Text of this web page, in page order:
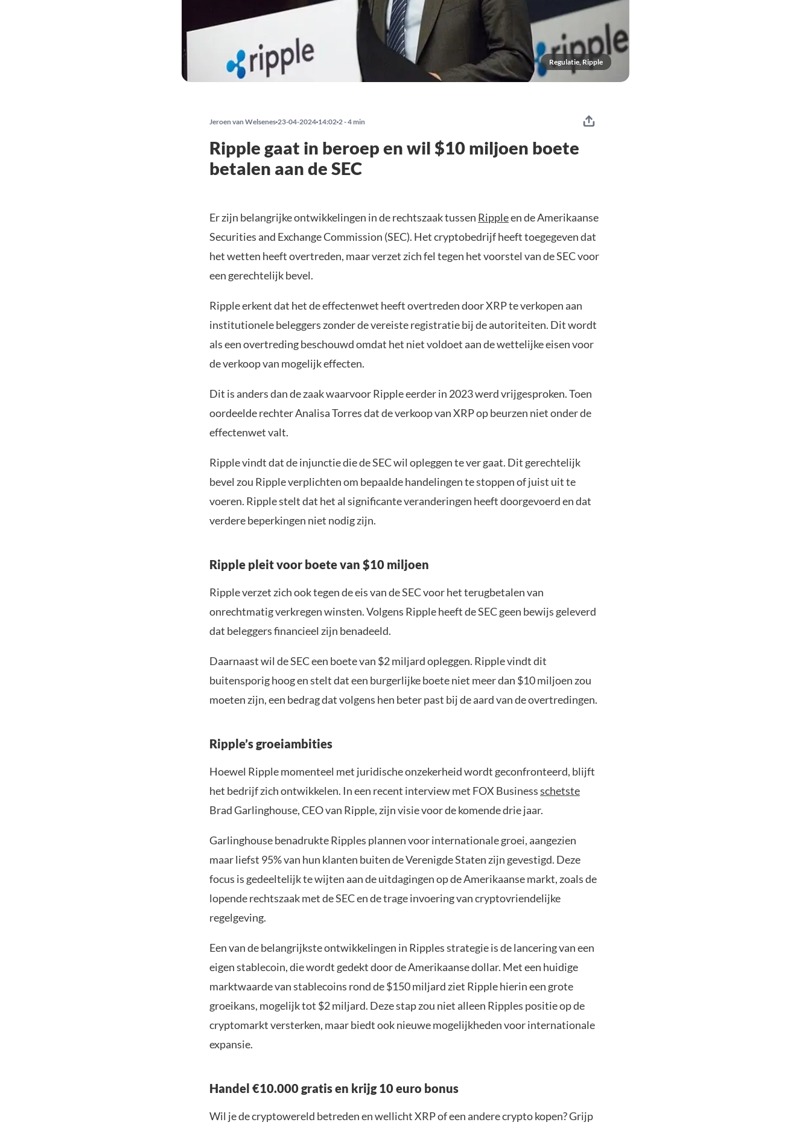
Regulatie, Ripple
Jeroen van Welsenes 23-04-2024 14:02 2 - 4 min
Ripple gaat in beroep en wil $10 miljoen boete
betalen aan de SEC
Er zijn belangrijke ontwikkelingen in de rechtszaak tussen Rippleen de Amerikaanse
Securities and Exchange Commission (SEC). Het cryptobedrijf heeft toegegeven dat
het wetten heeft overtreden, maar verzet zich fel tegen het voorstel van de SEC voor
een gerechtelijk bevel.
Ripple erkent dat het de effectenwet heeft overtreden door XRP te verkopen aan
institutionele beleggers zonder de vereiste registratie bij de autoriteiten. Dit wordt
als een overtreding beschouwd omdat het niet voldoet aan de wettelijke eisen voor
de verkoop van mogelijk effecten.
Dit is anders dan de zaak waarvoor Ripple eerder in 2023 werd vrijgesproken. Toen
oordeelde rechter Analisa Torres dat de verkoop van XRP op beurzen niet onder de
effectenwet valt.
Ripple vindt dat de injunctie die de SEC wil opleggen te ver gaat. Dit gerechtelijk
bevel zou Ripple verplichten om bepaalde handelingen te stoppen of juist uit te
voeren. Ripple stelt dat het al significante veranderingen heeft doorgevoerd en dat
verdere beperkingen niet nodig zijn.
Ripple pleit voor boete van $10 miljoen
Ripple verzet zich ook tegen de eis van de SEC voor het terugbetalen van
onrechtmatig verkregen winsten. Volgens Ripple heeft de SEC geen bewijs geleverd
dat beleggers financieel zijn benadeeld.
Daarnaast wil de SEC een boete van $2 miljard opleggen. Ripple vindt dit
buitensporig hoog en stelt dat een burgerlijke boete niet meer dan $10 miljoen zou
moeten zijn, een bedrag dat volgens hen beter past bij de aard van de overtredingen.
Ripple’s groeiambities
Hoewel Ripple momenteel met juridische onzekerheid wordt geconfronteerd, blijft
het bedrijf zich ontwikkelen. In een recent interview met FOX Businessschetste
Brad Garlinghouse, CEO van Ripple, zijn visie voor de komende drie jaar.
Garlinghouse benadrukte Ripples plannen voor internationale groei, aangezien
maar liefst 95% van hun klanten buiten de Verenigde Staten zijn gevestigd. Deze
focus is gedeeltelijk te wijten aan de uitdagingen op de Amerikaanse markt, zoals de
lopende rechtszaak met de SEC en de trage invoering van cryptovriendelijke
regelgeving.
Een van de belangrijkste ontwikkelingen in Ripples strategie is de lancering van een
eigen stablecoin, die wordt gedekt door de Amerikaanse dollar. Met een huidige
marktwaarde van stablecoins rond de $150 miljard ziet Ripple hierin een grote
groeikans, mogelijk tot $2 miljard. Deze stap zou niet alleen Ripples positie op de
cryptomarkt versterken, maar biedt ook nieuwe mogelijkheden voor internationale
expansie.
Handel €10.000 gratis en krijg 10 euro bonus
Wil je de cryptowereld betreden en wellicht XRP of een andere crypto kopen? Grijp